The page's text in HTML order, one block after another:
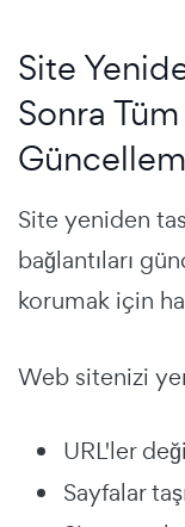
Site
Sonra Tüm
Site yeniden
bağlantıları
korumak için
Web sitenizi
URL'ler
Sayfalar